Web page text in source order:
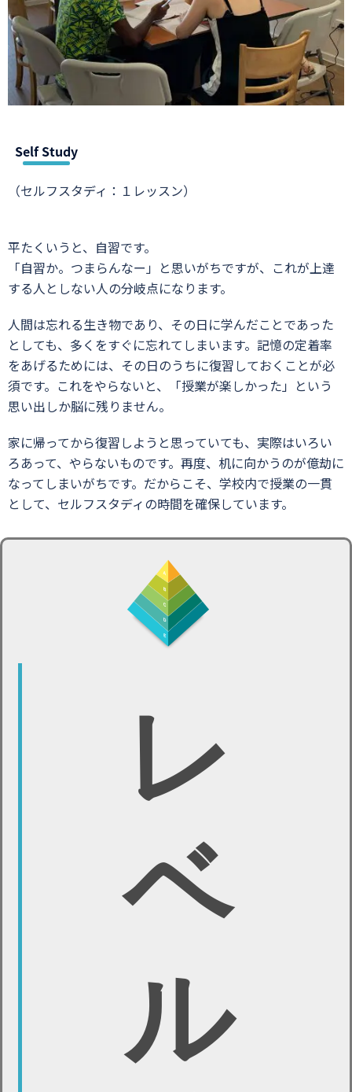
Self Study
（セルフスタディ：１レッスン）
平たくいうと、自習です。
「自習か。つまらんなー」と思いがちですが、これが上達
する人としない人の分岐点になります。
人間は忘れる生き物であり、その日に学んだことであった
としても、多くをすぐに忘れてしまいます。記憶の定着率
をあげるためには、その日のうちに復習しておくことが必
須です。これをやらないと、「授業が楽しかった」という
思い出しか脳に残りません。
家に帰ってから復習しようと思っていても、実際はいろい
ろあって、やらないものです。再度、机に向かうのが億劫に
なってしまいがちです。だからこそ、学校内で授業の一貫
として、セルフスタディの時間を確保しています。
レ
ベ
ル